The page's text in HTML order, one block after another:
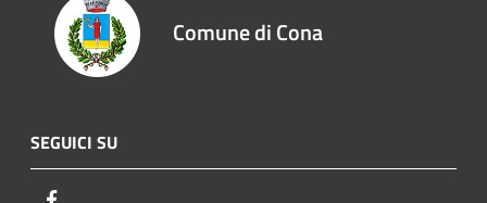
Comune di Cona
SEGUICI SU